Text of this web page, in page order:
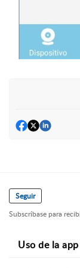
Seguir
Subscríbase para
Uso de la app